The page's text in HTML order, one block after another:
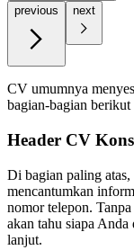
previous
next
CV umumnya
bagian-bagian
Header CV
Di bagian paling
mencantumkan
nomor telepon.
akan tahu siapa
lanjut.